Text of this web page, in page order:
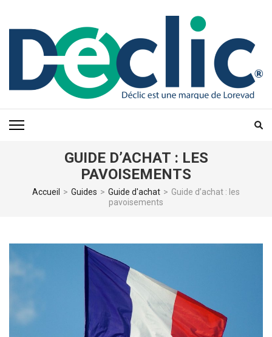
GUIDE D’ACHAT : LES
PAVOISEMENTS
Accueil > Guides > Guide d'achat > Guide d’achat : les
pavoisements